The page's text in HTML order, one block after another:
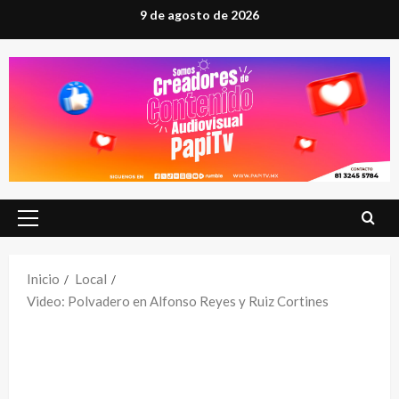
al
contenido
9 de agosto de 2026
Menú
Inicio
Local
Video: Polvadero en Alfonso Reyes y Ruiz Cortines